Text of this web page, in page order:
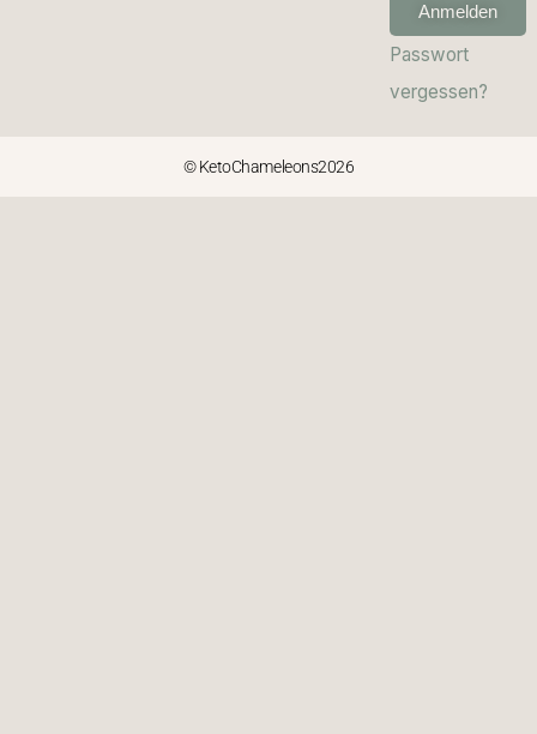
Anmelden
Passwort
vergessen?
© KetoChameleons2026